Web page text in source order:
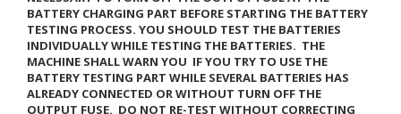
BATTERY CHARGING PART BEFORE STARTING THE BATTERY
TESTING PROCESS. YOU SHOULD TEST THE BATTERIES
INDIVIDUALLY WHILE TESTING THE BATTERIES. THE
MACHINE SHALL WARN YOU IF YOU TRY TO USE THE
BATTERY TESTING PART WHILE SEVERAL BATTERIES HAS
ALREADY CONNECTED OR WITHOUT TURN OFF THE
OUTPUT FUSE. DO NOT RE-TEST WITHOUT CORRECTING